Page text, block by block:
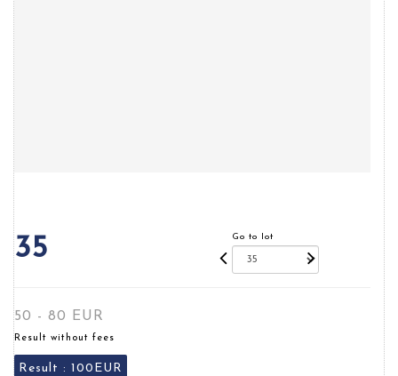
35 Go to lot
50 - 80 EUR
Result without fees
Result : 100EUR